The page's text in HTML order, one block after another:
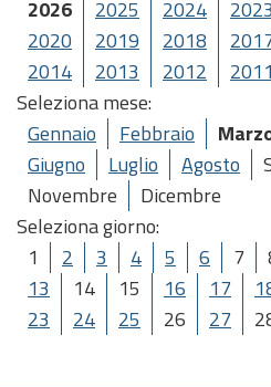
2026
2025 2024 2023
2020
2019 2018
2014
2013 2012
2011
Seleziona mese:
Gennaio
Febbraio
Giugno
Luglio Agosto
Novembre
Dicembre
Seleziona giorno:
1
2 3 4 5 6 7
13
14 15 16 17
23
24 25 26 27